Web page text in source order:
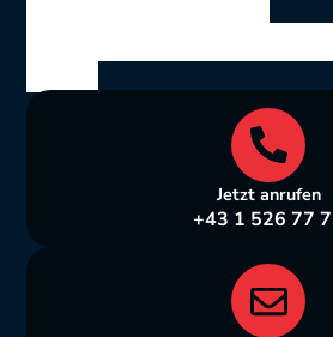
Wien
Jetzt anrufen
+43 1 526 77